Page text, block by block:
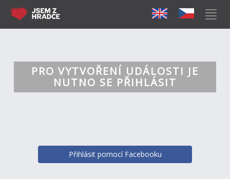
PRO VYTVOŘENÍ UDÁLOSTI JE
NUTNO SE PŘIHLÁSIT
Přihlásit pomocí Facebooku